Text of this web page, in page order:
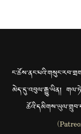
མེད་དུ་འབུལ་རྒྱུ་ཡིན།